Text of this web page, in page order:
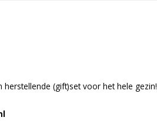
(gift)set voor het hele gezin!